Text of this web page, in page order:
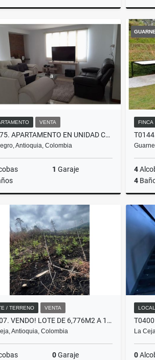
Alquiler
$7.000.000
VENTA
A0375. APARTAMENTO EN UNIDAD CERRADA Y ACABADOS MODERNOS RIONEGRO
Antioquia, Colombia
1 Garaje
$480.000.000
FINCA
4
4
/ TERRENO VENTA
L0207. VENDO! LOTE DE 6,776M2 A 10 MINUTOS DEL CORREGIMIENTO SAN JOSÉ
Antioquia, Colombia
0Garaje
LOCAL
La
0